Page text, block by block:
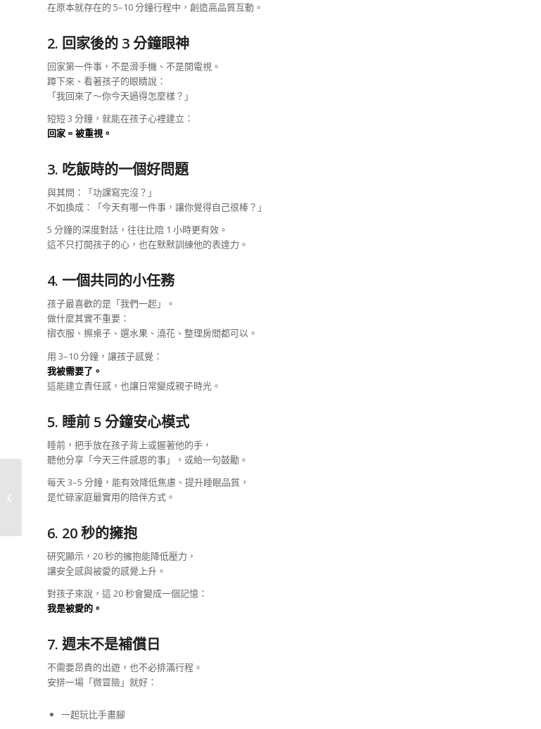
在原本就存在的 5–10 分鐘行程中，創造高品質互動。
2. 回家後的 3 分鐘眼神
回家第一件事，不是滑手機、不是開電視。
蹲下來、看著孩子的眼睛說：
「我回來了～你今天過得怎麼樣？」
短短 3 分鐘，就能在孩子心裡建立：
回家 = 被重視。
3. 吃飯時的一個好問題
與其問：「功課寫完沒？」
不如換成：「今天有哪一件事，讓你覺得自己很棒？」
5 分鐘的深度對話，往往比陪 1 小時更有效。
這不只打開孩子的心，也在默默訓練他的表達力。
4. 一個共同的小任務
孩子最喜歡的是「我們一起」。
做什麼其實不重要：
摺衣服、擦桌子、選水果、澆花、整理房間都可以。
用 3–10 分鐘，讓孩子感覺：
我被需要了。
這能建立責任感，也讓日常變成親子時光。
5. 睡前 5 分鐘安心模式
睡前，把手放在孩子背上或握著他的手，
聽他分享「今天三件感恩的事」，或給一句鼓勵。
每天 3–5 分鐘，能有效降低焦慮、提升睡眠品質，
是忙碌家庭最實用的陪伴方式。
6. 20 秒的擁抱
研究顯示，20 秒的擁抱能降低壓力，
讓安全感與被愛的感覺上升。
對孩子來說，這 20 秒會變成一個記憶：
我是被愛的。
7. 週末不是補償日
不需要昂貴的出遊，也不必排滿行程。
安排一場「微冒險」就好：
一起玩比手畫腳
親子教養 不是天生會的
事：謝謝你，陪孩子走